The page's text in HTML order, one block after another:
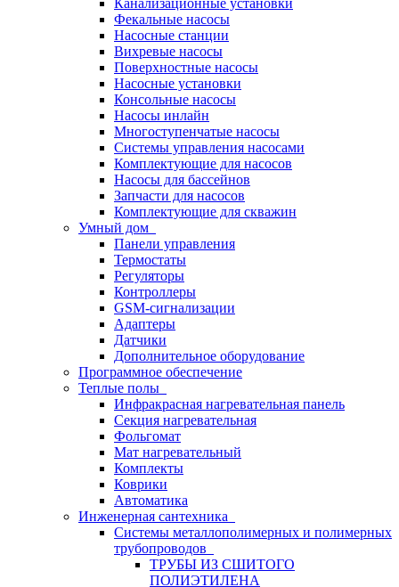
Канализационные установки
Фекальные насосы
Насосные станции
Вихревые насосы
Поверхностные насосы
Насосные установки
Консольные насосы
Насосы инлайн
Многоступенчатые насосы
Системы управления насосами
Комплектующие для насосов
Насосы для бассейнов
Запчасти для насосов
Комплектующие для скважин
Умный дом
Панели управления
Термостаты
Регуляторы
Контроллеры
GSM-сигнализации
Адаптеры
Датчики
Дополнительное оборудование
Программное обеспечение
Теплые полы
Инфракрасная нагревательная панель
Секция нагревательная
Фольгомат
Мат нагревательный
Комплекты
Коврики
Автоматика
Инженерная сантехника
Системы металлополимерных и полимерных
трубопроводов
ТРУБЫ ИЗ СШИТОГО
ПОЛИЭТИЛЕНА